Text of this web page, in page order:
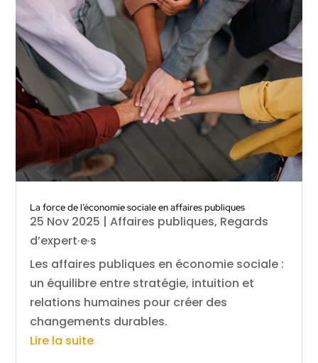
La force de l’économie sociale en affaires publiques
25 Nov 2025 |Affaires publiques, Regards
d’expert·e·s
Les affaires publiques en économie sociale :
un équilibre entre stratégie, intuition et
relations humaines pour créer des
changements durables.
Lire la suite